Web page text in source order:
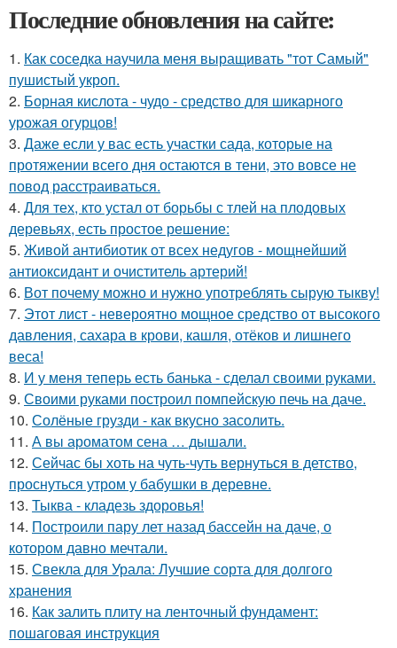
Последние обновления на сайте:
1. Как соседка научила меня выращивать "тот Самый"
пушистый укроп.
2. Борная кислота - чудо - средство для шикарного
урожая огурцов!
3. Даже если у вас есть участки сада, которые на
протяжении всего дня остаются в тени, это вовсе не
повод расстраиваться.
4. Для тех, кто устал от борьбы с тлей на плодовых
деревьях, есть простое решение:
5. Живой антибиотик от всех недугов - мощнейший
антиоксидант и очиститель артерий!
6. Вот почему можно и нужно употреблять сырую тыкву!
7. Этот лист - невероятно мощное средство от высокого
давления, сахара в крови, кашля, отёков и лишнего
веса!
8. И у меня теперь есть банька - сделал своими руками.
9. Своими руками построил помпейскую печь на даче.
10. Солёные грузди - как вкусно засолить.
11. А вы ароматом сена … дышали.
12. Сейчас бы хоть на чуть-чуть вернуться в детство,
проснуться утром у бабушки в деревне.
13. Тыква - кладезь здоровья!
14. Построили пару лет назад бассейн на даче, о
котором давно мечтали.
15. Свекла для Урала: Лучшие сорта для долгого
хранения
16. Как залить плиту на ленточный фундамент:
пошаговая инструкция